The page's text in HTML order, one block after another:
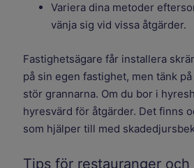
Variera dina metoder
vänja sig vid vissa åtgärder.
Fastighetsägare får installera
på sin egen fastighet, men tänk
stör grannarna. Om du bor i
hyresvärd för åtgärder. Det finns
som hjälper till med
Tips för restauranger